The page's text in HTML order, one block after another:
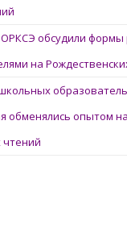
обсудили формы
на
обменялись опытом
чтений